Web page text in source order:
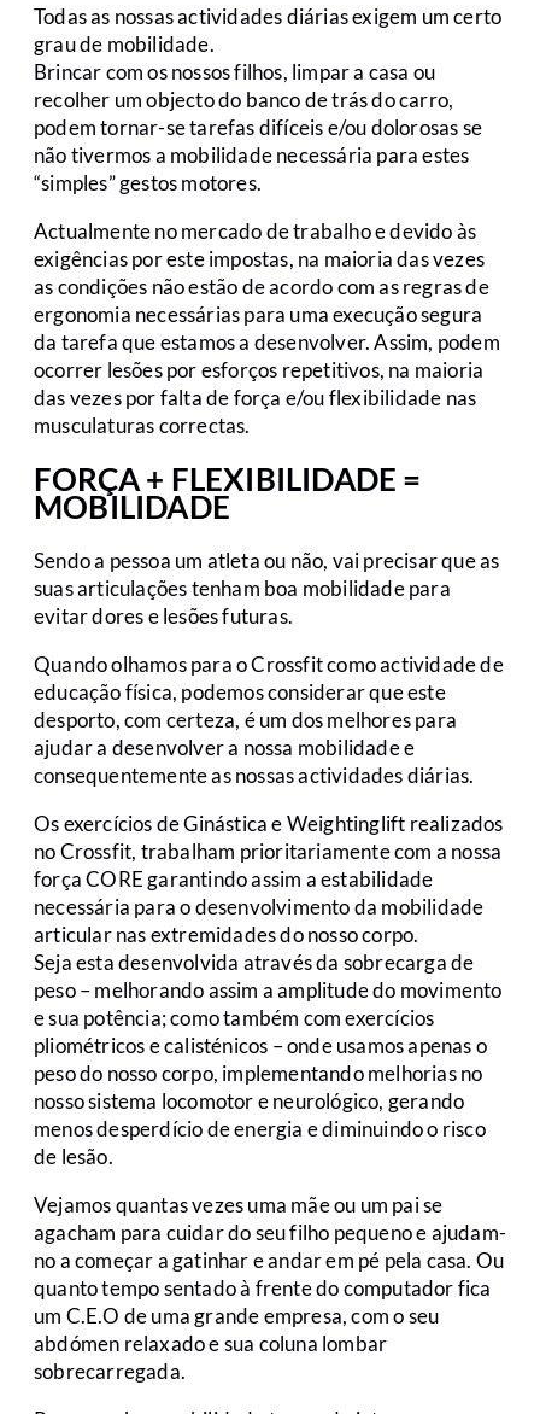
Todas as nossas actividades diárias exigem um certo
grau de mobilidade.
Brincar com os nossos filhos, limpar a casa ou
recolher um objecto do banco de trás do carro,
podem tornar-se tarefas difíceis e/ou dolorosas se
não tivermos a mobilidade necessária para estes
“simples” gestos motores.
Actualmente no mercado de trabalho e devido às
exigências por este impostas, na maioria das vezes
as condições não estão de acordo com as regras de
ergonomia necessárias para uma execução segura
da tarefa que estamos a desenvolver. Assim, podem
ocorrer lesões por esforços repetitivos, na maioria
das vezes por falta de força e/ou flexibilidade nas
musculaturas correctas.
FORÇA + FLEXIBILIDADE =
MOBILIDADE
Sendo a pessoa um atleta ou não, vai precisar que as
suas articulações tenham boa mobilidade para
evitar dores e lesões futuras.
Quando olhamos para o Crossfit como actividade de
educação física, podemos considerar que este
desporto, com certeza, é um dos melhores para
ajudar a desenvolver a nossa mobilidade e
consequentemente as nossas actividades diárias.
Os exercícios de Ginástica e Weightinglift realizados
no Crossfit, trabalham prioritariamente com a nossa
força CORE garantindo assim a estabilidade
necessária para o desenvolvimento da mobilidade
articular nas extremidades do nosso corpo.
Seja esta desenvolvida através da sobrecarga de
peso – melhorando assim a amplitude do movimento
e sua potência; como também com exercícios
pliométricos e calisténicos – onde usamos apenas o
peso do nosso corpo, implementando melhorias no
nosso sistema locomotor e neurológico, gerando
menos desperdício de energia e diminuindo o risco
de lesão.
Vejamos quantas vezes uma mãe ou um pai se
agacham para cuidar do seu filho pequeno e ajudam-
no a começar a gatinhar e andar em pé pela casa. Ou
quanto tempo sentado à frente do computador fica
um C.E.O de uma grande empresa, com o seu
abdómen relaxado e sua coluna lombar
sobrecarregada.